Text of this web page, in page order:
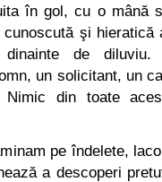
în gol, cu o mână
şi hieratică
de diluviu.
un solicitant, un
din toate
pe îndelete,
a descoperi